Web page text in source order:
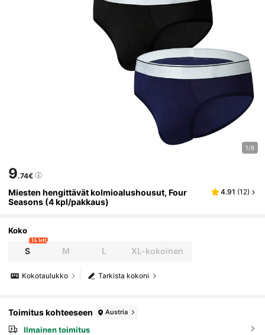
1/8
9.74€
Miesten hengittävät kolmioalushousut, Four
Seasons (4 kpl/pakkaus)
4.91 (12)
Koko
S
16 left
M L XL-kokoinen
Tarkista kokoni
Kokotaulukko
Toimitus kohteeseen Austria
Ilmainen toimitus